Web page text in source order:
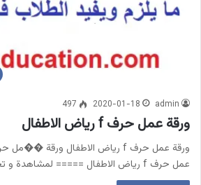
admin
2020-01-18
497
ورقة عمل حرف f رياض الاطفال
عمل حرف f رياض الاطفال ===== لمشاهدة و تحميل الملفات اسفل…